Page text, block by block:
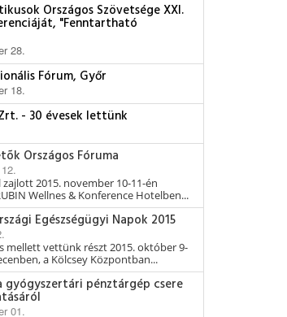
Országos Szövetsége XXI.
"Fenntartható
28.
Fórum, Győr
18.
- 30 évesek lettünk
Országos Fóruma
2015. november 10-11-én
Wellnes & Konference Hotelben...
Egészségügyi Napok 2015
mellett vettünk részt 2015. október 9-
a Kölcsey Központban...
gyógyszertári pénztárgép csere
01.